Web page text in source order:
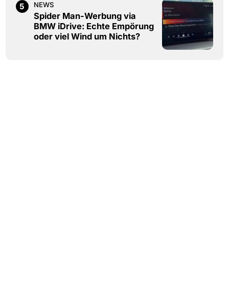
5 NEWS
Spider Man-Werbung via
BMW iDrive: Echte Empörung
oder viel Wind um Nichts?